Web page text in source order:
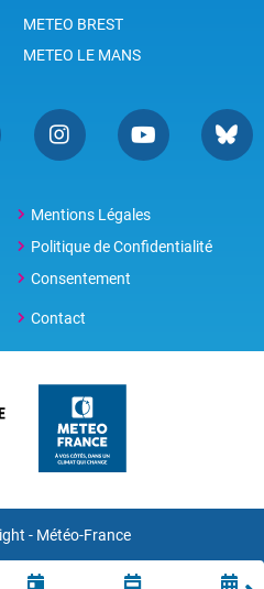
METEO BREST
METEO LE MANS
Mentions Légales
Politique de Confidentialité
Consentement
Contact
- Météo-France